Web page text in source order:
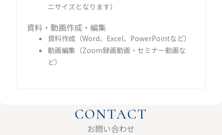
ニサイズとなります）
資料・動画作成・編集
資料作成（Word、Excel、PowerPointなど）
動画編集（Zoom録画動画・セミナー動画な
ど）
CONTACT
お問い合わせ